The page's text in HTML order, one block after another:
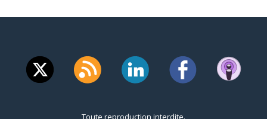
Toute reproduction interdite.